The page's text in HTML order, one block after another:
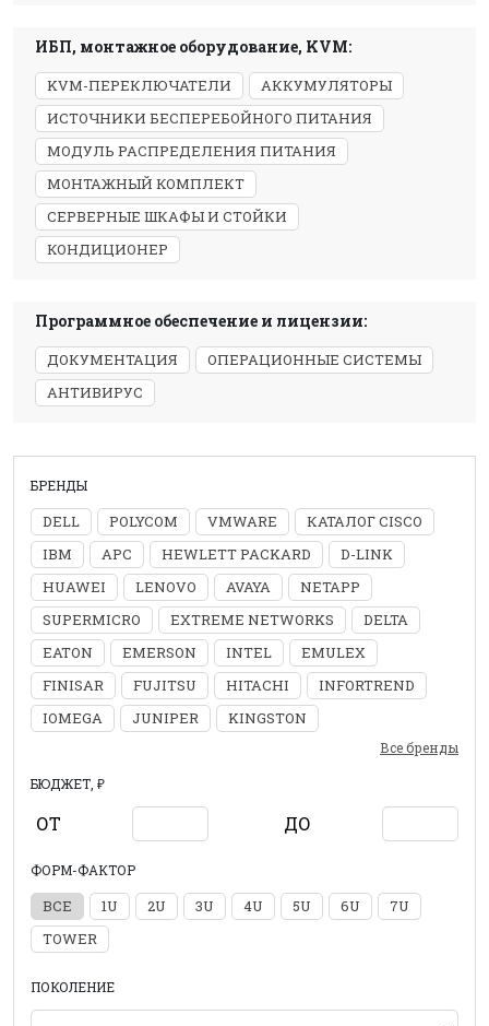
ИБП, монтажное оборудование, KVM:
KVM-ПЕРЕКЛЮЧАТЕЛИ
АККУМУЛЯТОРЫ
ИСТОЧНИКИ БЕСПЕРЕБОЙНОГО ПИТАНИЯ
МОДУЛЬ РАСПРЕДЕЛЕНИЯ ПИТАНИЯ
МОНТАЖНЫЙ КОМПЛЕКТ
СЕРВЕРНЫЕ ШКАФЫ И СТОЙКИ
КОНДИЦИОНЕР
Программное обеспечение и лицензии:
ДОКУМЕНТАЦИЯ
ОПЕРАЦИОННЫЕ СИСТЕМЫ
АНТИВИРУС
БРЕНДЫ
DELL POLYCOM VMWARE
КАТАЛОГ CISCO
IBM
APC HEWLETT PACKARD
D-LINK
HUAWEI
LENOVO AVAYA
NETAPP
SUPERMICRO
EXTREME NETWORKS
DELTA
EATON
EMERSON INTEL
EMULEX
FINISAR
FUJITSU HITACHI
INFORTREND
IOMEGA
JUNIPER KINGSTON
Все бренды
БЮДЖЕТ, ₽
ОТ ДО
ФОРМ-ФАКТОР
ВСЕ 1U 2U 3U 4U 5U 6U
7U
TOWER
ПОКОЛЕНИЕ